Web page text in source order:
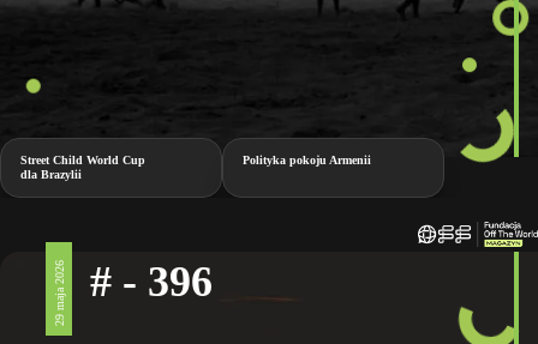
Street Child World Cup
dla Brazylii
Polityka pokoju Armenii
29 maja 2026 # - 396